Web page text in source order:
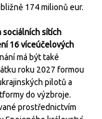
174 milionů eur.
sociálních sítích
16 víceúčelových
má být také
roku 2027 formou
pilotů a
do výzbroje.
prostřednictvím